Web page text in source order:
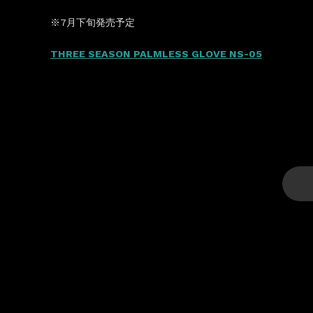
※7月下旬発売予定
THREE SEASON PALMLESS GLOVE NS-05